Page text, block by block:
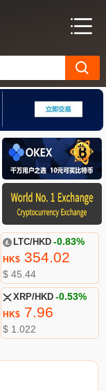
LTC/HKD -0.83%
HK$354.02
$ 45.44
XRP/HKD -0.53%
HK$7.96
$ 1.022